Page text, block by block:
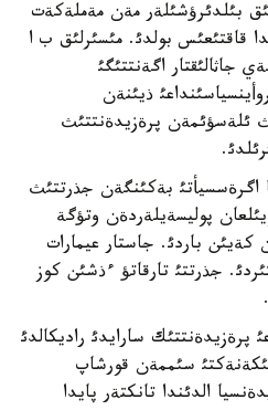
بئلدئرؤشئلةر مةن مةملةكةت
قاقتئعئس بولدئ. مئسئرلئق ب ا
اگةنتتئگئ
ذيئنةن
ئلةسؤئمةن پرةزيدةنتتئث
اگرةسسيأتئ بةكئنگةن جذرتتئث
پوليسةيلةردةن وتؤگة
باردئ. جاستار عيمارات
جذرتتئ تارقاتؤ ءذشئن كوز
پرةزيدةنتتئك سارايدئ راديكالدئ
سئممةن قورشاپ
الدئندا تانكتةر پايدا